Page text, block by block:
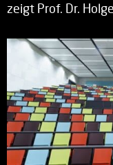
zeigt Prof. Dr.